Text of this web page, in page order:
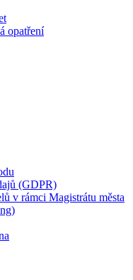
opatření
(GDPR)
v rámci Magistrátu města